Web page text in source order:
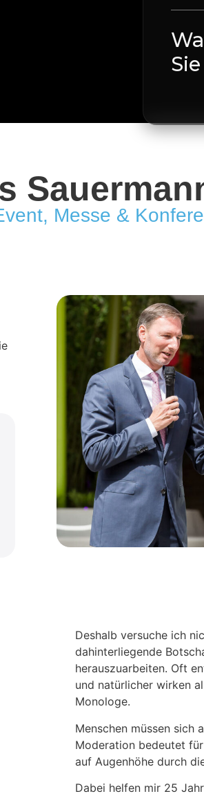
Messe &
Deshalb versuche ich
dahinterliegende
herauszuarbeiten. Oft
und natürlicher wirken
Monologe.
Menschen müssen sich
Moderation bedeutet
auf Augenhöhe durch
Dabei helfen mir 25